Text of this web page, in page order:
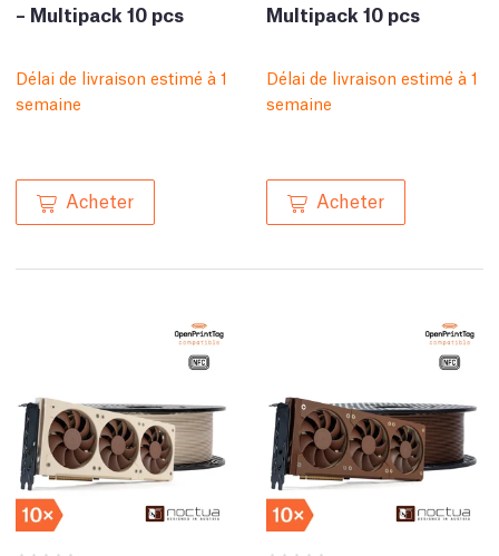
– Multipack 10 pcs
Délai de livraison estimé à 1
semaine
Acheter
Multipack 10 pcs
Délai de livraison estimé à 1
semaine
Acheter